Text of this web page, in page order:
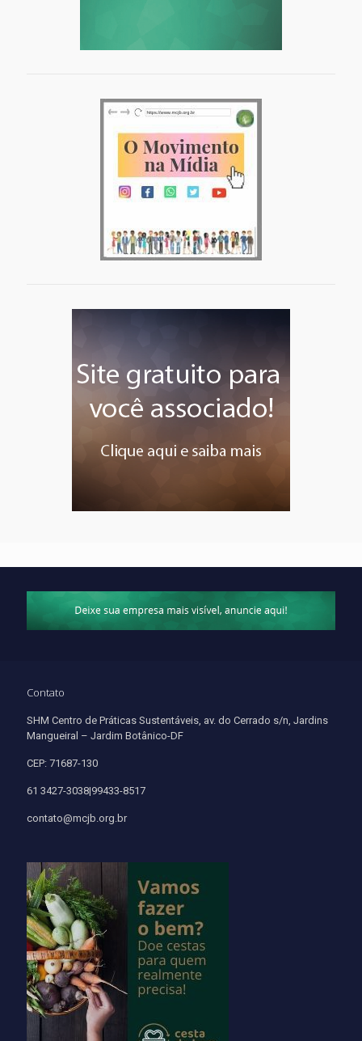
Contato
SHM Centro de Práticas Sustentáveis, av. do Cerrado s/n, Jardins
Mangueiral – Jardim Botânico-DF
CEP: 71687-130
61 3427-3038|99433-8517
contato@mcjb.org.br